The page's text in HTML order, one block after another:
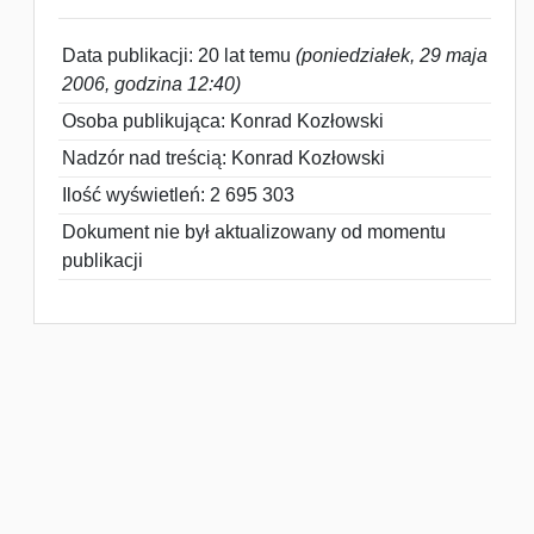
Data publikacji: 20 lat temu (poniedziałek, 29 maja
2006, godzina 12:40)
Osoba publikująca: Konrad Kozłowski
Nadzór nad treścią: Konrad Kozłowski
Ilość wyświetleń: 2 695 303
Dokument nie był aktualizowany od momentu
publikacji